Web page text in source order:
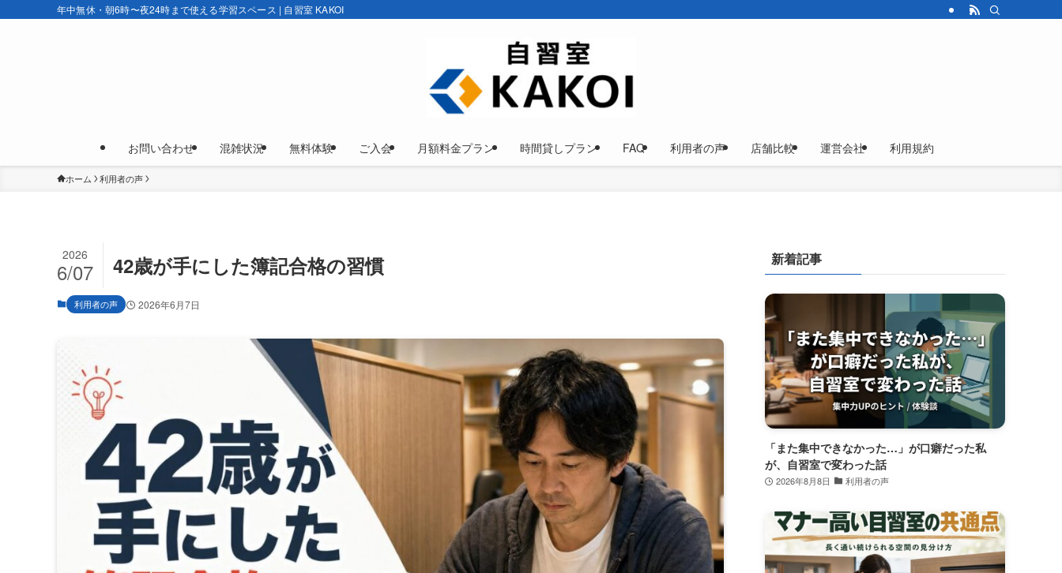
年中無休・朝6時〜夜24時まで使える学習スペース | 自習室 KAKOI
お問い合わせ 混雑状況 無料体験 ご入会 月額料金プラン 時間貸しプラン FAQ 利用者の声 店舗比較 運営会社 利用規約
ホーム 利用者の声
42歳が手にした簿記合格の習慣
2026
6/07
利用者の声 2026年6月7日
新着記事
「また集中できなかった…」が口癖だった私
が、自習室で変わった話
2026年8月8日 利用者の声